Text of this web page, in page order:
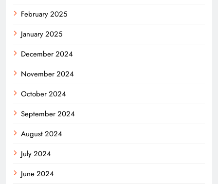
February 2025
January 2025
December 2024
November 2024
October 2024
September 2024
August 2024
July 2024
June 2024